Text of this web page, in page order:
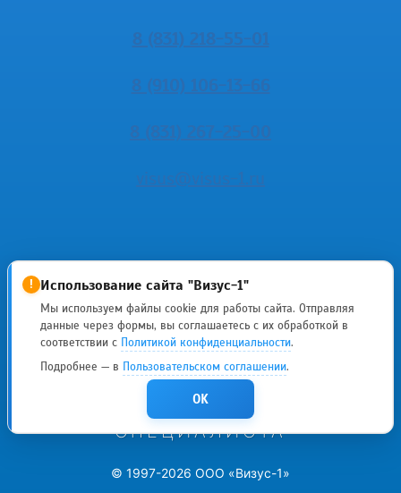
8 (831) 218-55-01
8 (910) 106-13-66
8 (831) 267-25-00
visus@visus-1.ru
ИМЕЮТСЯ
ПРОТИВОПОКАЗАНИЯ
НЕОБХОДИМА КОНСУЛЬТАЦИЯ
СПЕЦИАЛИСТА
© 1997-2026 ООО «Визус-1»
! Использование сайта "Визус-1"
Мы используем файлы cookie для работы сайта. Отправляя
данные через формы, вы соглашаетесь с их обработкой в
соответствии с Политикой конфиденциальности.
Подробнее — в Пользовательском соглашении.
OK